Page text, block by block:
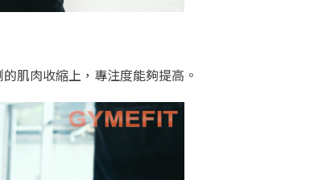
肌肉收縮上，專注度能夠提高。